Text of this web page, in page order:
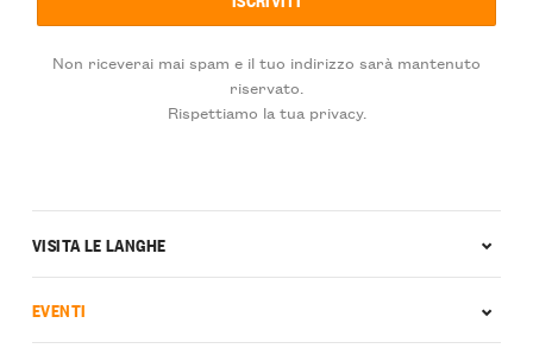
Non riceverai mai spam e il tuo indirizzo sarà mantenuto
riservato.
Rispettiamo la tua privacy.
VISITA LE LANGHE
EVENTI